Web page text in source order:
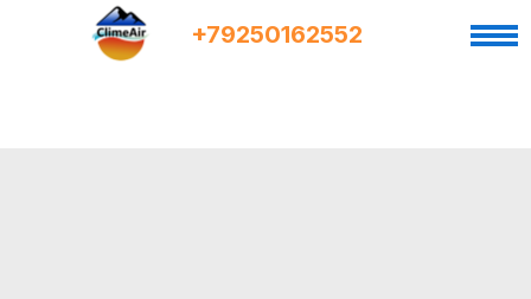
+79250162552